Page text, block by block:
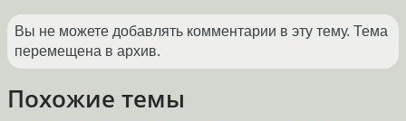
Вы не можете добавлять комментарии в эту тему. Тема
перемещена в архив.
Похожие темы